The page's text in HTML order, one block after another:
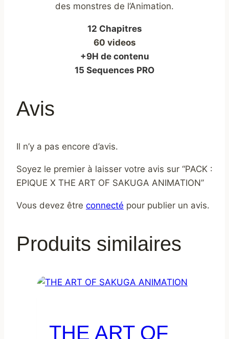
des monstres de l’Animation.
12 Chapitres
60 videos
+9H de contenu
15 Sequences PRO
Avis
Il n’y a pas encore d’avis.
Soyez le premier à laisser votre avis sur “PACK :
EPIQUE X THE ART OF SAKUGA ANIMATION”
Vous devez être connecté pour publier un avis.
Produits similaires
THE ART OF